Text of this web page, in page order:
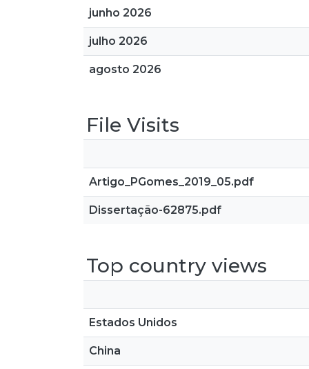
junho 2026
julho 2026
agosto 2026
File Visits
Artigo_PGomes_2019_05.pdf
Dissertação-62875.pdf
Top country views
Estados Unidos
China